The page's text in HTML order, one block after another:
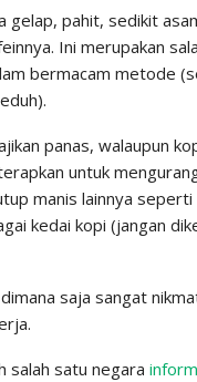
gelap, pahit, sedikit
Ini merupakan
bermacam metode
panas, walaupun
untuk
manis lainnya
kedai kopi (jangan
saja sangat
salah satu negara